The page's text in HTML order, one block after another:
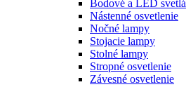
Bodové a LED svetlá
Nástenné osvetlenie
Nočné lampy
Stojacie lampy
Stolné lampy
Stropné osvetlenie
Závesné osvetlenie